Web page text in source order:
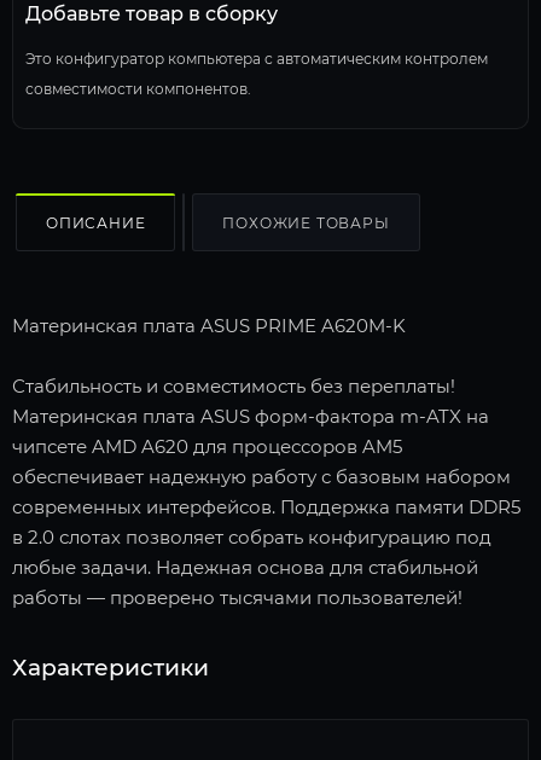
Добавьте товар в сборку
Это конфигуратор компьютера с автоматическим контролем
совместимости компонентов.
ОПИСАНИЕ ПОХОЖИЕ ТОВАРЫ
Материнская плата ASUS PRIME A620M-K
Стабильность и совместимость без переплаты!
Материнская плата ASUS форм-фактора m-ATX на
чипсете AMD A620 для процессоров AM5
обеспечивает надежную работу с базовым набором
современных интерфейсов. Поддержка памяти DDR5
в 2.0 слотах позволяет собрать конфигурацию под
любые задачи. Надежная основа для стабильной
работы — проверено тысячами пользователей!
Характеристики